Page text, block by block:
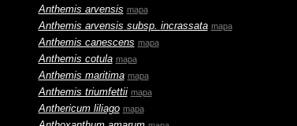
Anthemis arvensis mapa
Anthemis arvensis subsp. incrassata mapa
Anthemis canescens mapa
Anthemis cotula mapa
Anthemis maritima mapa
Anthemis triumfettii mapa
Anthericum liliago mapa